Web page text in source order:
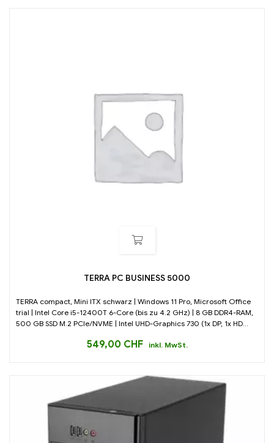
TERRA PC BUSINESS 5000
TERRA compact, Mini ITX schwarz | Windows 11 Pro, Microsoft Office
trial | Intel Core i5-12400T 6-Core (bis zu 4.2 GHz) | 8 GB DDR4-RAM,
500 GB SSD M.2 PCIe/NVME | Intel UHD-Graphics 730 (1x DP, 1x HD...
549,00 CHF inkl. MwSt.